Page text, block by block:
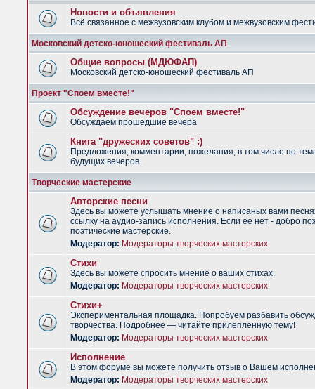
Новости и объявления
Всё связанное с межвузовским клубом и межвузовским
Московский детско-юношеский фестиваль АП
Общие вопросы (МДЮФАП)
Московский детско-юношеский фестиваль АП
Проект "Споем вместе!"
Обсуждение вечеров "Споем вместе!"
Обсуждаем прошедшие вечера
Книга "дружеских советов" :)
Предложения, комментарии, пожелания, в том числе по
будущих вечеров.
Творческие мастерские
Авторские песни
Здесь вы можете услышать мнение о написаных вами
ссылку на аудио-запись исполнения. Если ее нет - добро
поэтические мастерские.
Модератор: Модераторы творческих мастерских
Стихи
Здесь вы можете спросить мнение о ваших стихах.
Модератор: Модераторы творческих мастерских
Стихи+
Экспериментальная площадка. Попробуем разбавить
творчества. Подробнее — читайте прилепленную тему!
Модератор: Модераторы творческих мастерских
Исполнение
В этом форуме вы можете получить отзыв о Вашем
Модератор: Модераторы творческих мастерских